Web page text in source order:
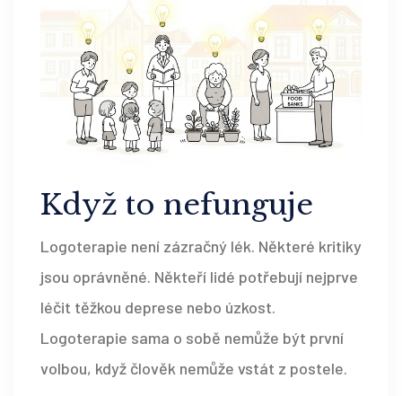
Když to nefunguje
Logoterapie není zázračný lék. Některé kritiky
jsou oprávněné. Někteří lidé potřebují nejprve
léčit těžkou deprese nebo úzkost.
Logoterapie sama o sobě nemůže být první
volbou, když člověk nemůže vstát z postele.